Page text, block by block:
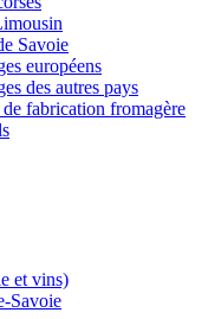
Savoie
européens
des autres pays
fabrication fromagère
et vins)
Savoie